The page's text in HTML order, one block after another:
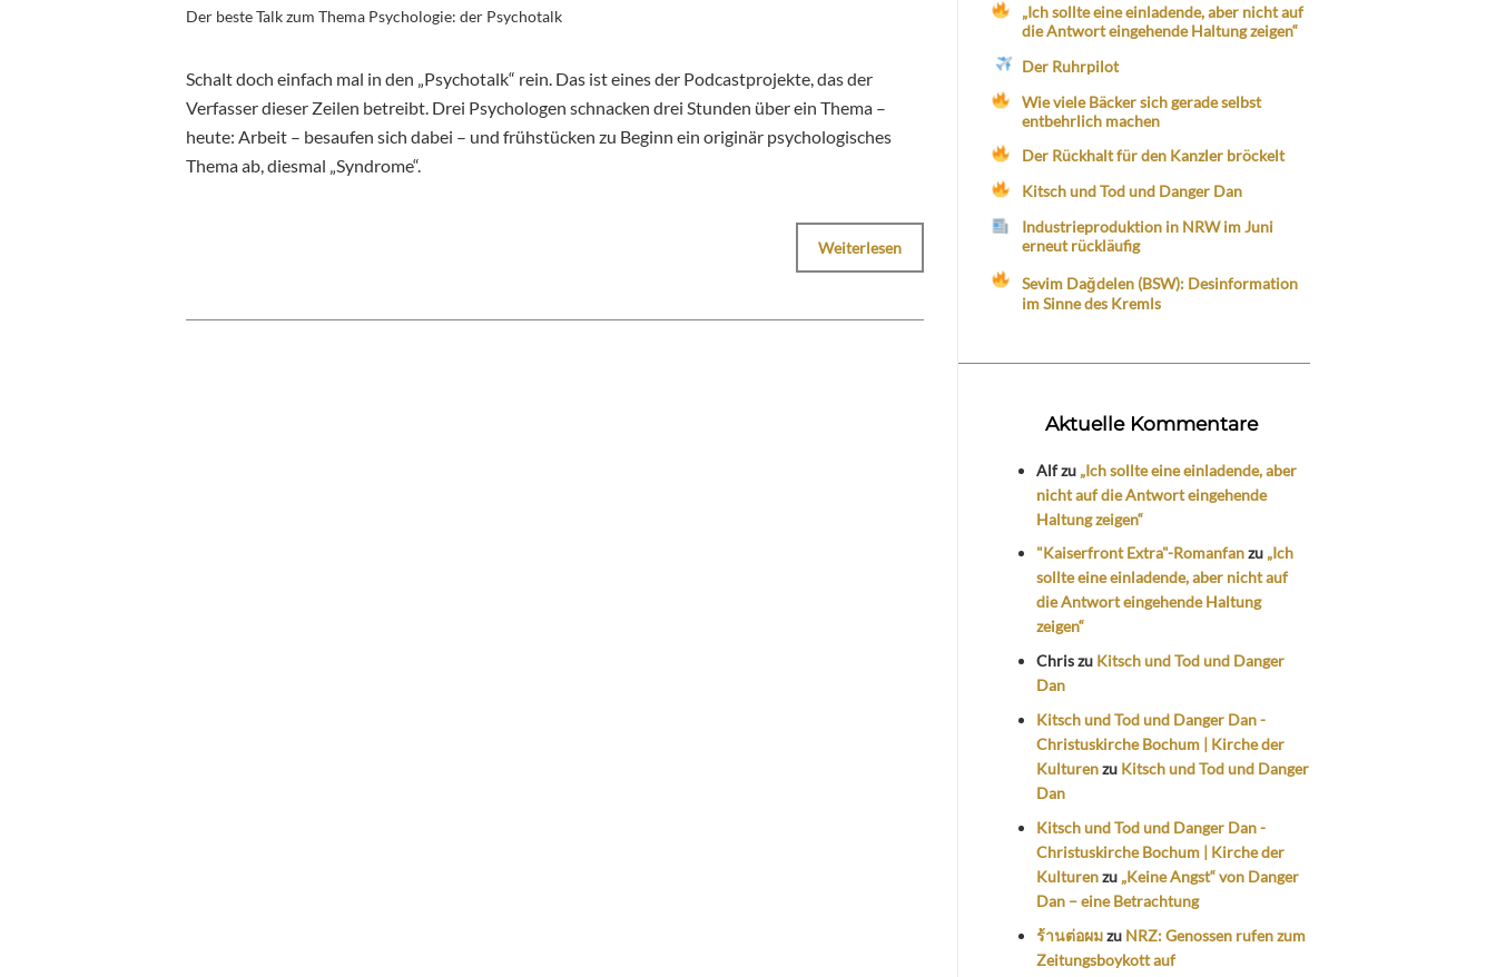
Der beste Talk zum Thema Psychologie: der Psychotalk
Schalt doch einfach mal in den „Psychotalk“ rein. Das ist eines der Podcastprojekte, das der
Verfasser dieser Zeilen betreibt. Drei Psychologen schnacken drei Stunden über ein Thema –
heute: Arbeit – besaufen sich dabei – und frühstücken zu Beginn ein originär psychologisches
Thema ab, diesmal „Syndrome“.
Weiterlesen
„Ich sollte eine einladende, aber nicht auf
die Antwort eingehende Haltung zeigen“
Der Ruhrpilot
Wie viele Bäcker sich gerade selbst
entbehrlich machen
Der Rückhalt für den Kanzler bröckelt
Kitsch und Tod und Danger Dan
Industrieproduktion in NRW im Juni
erneut rückläufig
Sevim Dağdelen (BSW): Desinformation
im Sinne des Kremls
Aktuelle Kommentare
Alfzu „Ich sollte eine einladende, aber
nicht auf die Antwort eingehende
Haltung zeigen“
"Kaiserfront Extra"-Romanfanzu „Ich
sollte eine einladende, aber nicht auf
die Antwort eingehende Haltung
zeigen“
Chriszu Kitsch und Tod und Danger
Dan
Kitsch und Tod und Danger Dan -
Christuskirche Bochum | Kirche der
Kulturenzu Kitsch und Tod und Danger
Dan
Kitsch und Tod und Danger Dan -
Christuskirche Bochum | Kirche der
Kulturenzu „Keine Angst“ von Danger
Dan – eine Betrachtung
ร้านต่อผมzu NRZ: Genossen rufen zum
Zeitungsboykott auf